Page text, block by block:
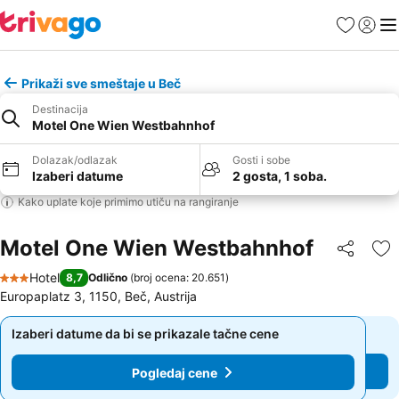
FavoritiPrijavi
Prikaži sve smeštaje u Beč
Destinacija
Motel One Wien Westbahnhof
Dolazak/odlazak
Izaberi datume
Gosti i sobe
2 gosta, 1 soba.
Kako uplate koje primimo utiču na rangiranje
Motel One Wien Westbahnhof Deli
3 Zvezdice
Hotel 8,7 Odlično (broj ocena: 20.651)
Europaplatz 3, 1150, Beč, Austrija
Izaberi datume da bi se prikazale tačne cene
Pogledaj cene
Izaberi datume da bi se prikazale tačne cene
Pogledaj cene